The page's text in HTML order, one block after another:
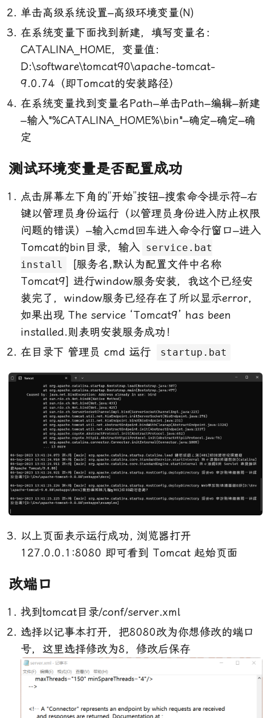
单击高级系统设置–高级环境变量(N)
在系统变量下面找到新建，填写变量名：
CATALINA_HOME，变量值：
D:\software\tomcat90\apache-tomcat-
9.0.74（即Tomcat的安装路径）
在系统变量找到变量名Path–单击Path–编辑–新建
–输入"%CATALINA_HOME%\bin"–确定–确定–确
定
测试环境变量是否配置成功
点击屏幕左下角的“开始”按钮–搜索命令提示符–右
键以管理员身份运行（以管理员身份进入防止权限
问题的错误）–输入cmd回车进入命令行窗口–进入
Tomcat的bin目录，输入
service.bat
install
[服务名,默认为配置文件中名称
Tomcat9] 进行window服务安装，我这个已经安
装完了，window服务已经存在了所以显示error，
如果出现 The service ‘Tomcat9’ has been
installed.则表明安装服务成功！
在目录下 管理员 cmd 运行
startup.bat
以上页面表示运行成功, 浏览器打开
127.0.0.1:8080 即可看到 Tomcat 起始页面
改端口
找到tomcat目录/conf/server.xml
选择以记事本打开，把8080改为你想修改的端口
号，这里选择修改为8，修改后保存